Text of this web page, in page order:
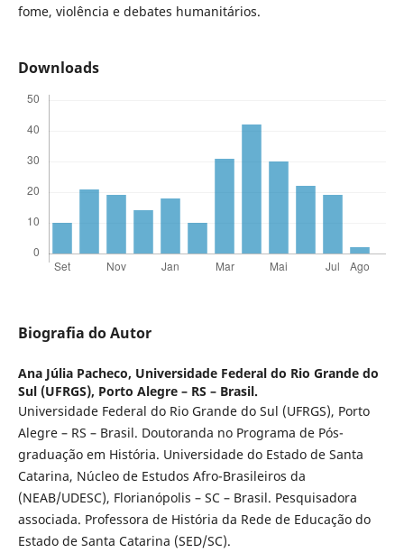
fome, violência e debates humanitários.
Downloads
Biografia do Autor
Ana Júlia Pacheco, Universidade Federal do Rio Grande do
Sul (UFRGS), Porto Alegre – RS – Brasil.
Universidade Federal do Rio Grande do Sul (UFRGS), Porto
Alegre – RS – Brasil. Doutoranda no Programa de Pós-
graduação em História. Universidade do Estado de Santa
Catarina, Núcleo de Estudos Afro-Brasileiros da
(NEAB/UDESC), Florianópolis – SC – Brasil. Pesquisadora
associada. Professora de História da Rede de Educação do
Estado de Santa Catarina (SED/SC).